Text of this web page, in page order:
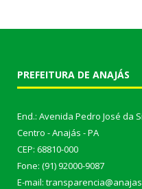
PREFEITURA DE ANAJÁS
End.: Avenida Pedro José da
Centro - Anajás - PA
CEP: 68810-000
Fone: (91) 92000-9087
E-mail: